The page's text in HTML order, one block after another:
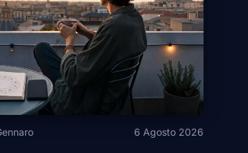
6 Agosto 2026